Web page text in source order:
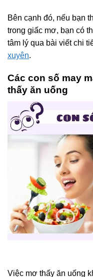
Bên cạnh đó, nếu bạn
trong giấc mơ, bạn có
tâm lý qua bài viết chi
xuyên.
Các con số may
thấy ăn uống
Việc mơ thấy ăn uống